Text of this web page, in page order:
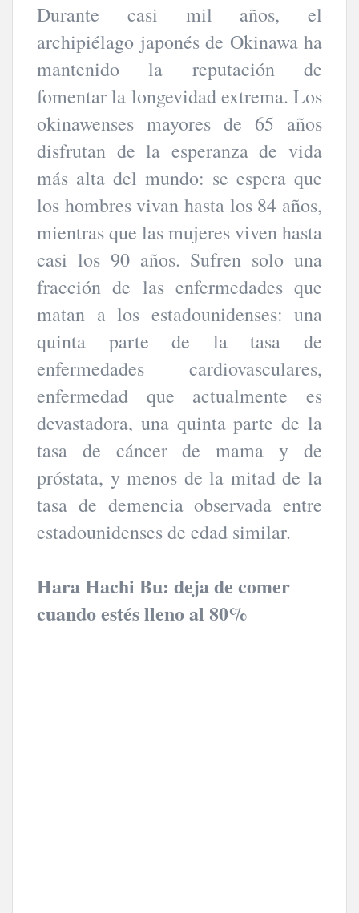
Durante casi mil años, el
archipiélago japonés de Okinawa ha
mantenido la reputación de
fomentar la longevidad extrema. Los
okinawenses mayores de 65 años
disfrutan de la esperanza de vida
más alta del mundo: se espera que
los hombres vivan hasta los 84 años,
mientras que las mujeres viven hasta
casi los 90 años. Sufren solo una
fracción de las enfermedades que
matan a los estadounidenses: una
quinta parte de la tasa de
enfermedades cardiovasculares,
enfermedad que actualmente es
devastadora, una quinta parte de la
tasa de cáncer de mama y de
próstata, y menos de la mitad de la
tasa de demencia observada entre
estadounidenses de edad similar.
Hara Hachi Bu: deja de comer
cuando estés lleno al 80%